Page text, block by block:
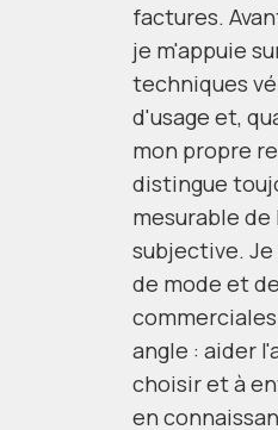
factures.
je m'appuie
techniques
d'usage et,
mon propre
distingue
mesurable
subjective.
de mode et
angle : aider
choisir et à
en